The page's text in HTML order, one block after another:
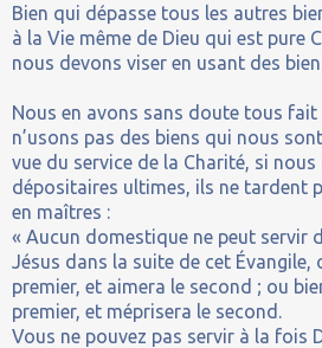
Bien qui dépasse tous les autres
à la Vie même de Dieu qui est pure
nous devons viser en usant des
Nous en avons sans doute tous fait
n’usons pas des biens qui nous
vue du service de la Charité, si nous
dépositaires ultimes, ils ne tardent
en maîtres :
« Aucun domestique ne peut servir
Jésus dans la suite de cet
premier, et aimera le second ; ou
premier, et méprisera le second.
Vous ne pouvez pas servir à la fois